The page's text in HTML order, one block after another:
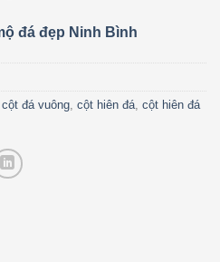
đá đẹp Ninh Bình
cột đá vuông, cột hiên đá, cột hiên đá